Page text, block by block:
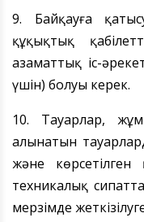
9. Байқауға
құқықтық
азаматтық іс-
үшін) болуы керек.
10. Тауарлар,
алынатын
және көрсетілген
техникалық
мерзімде